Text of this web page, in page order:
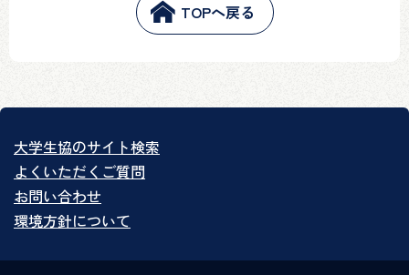
TOPへ戻る
大学生協のサイト検索
よくいただくご質問
お問い合わせ
環境方針について